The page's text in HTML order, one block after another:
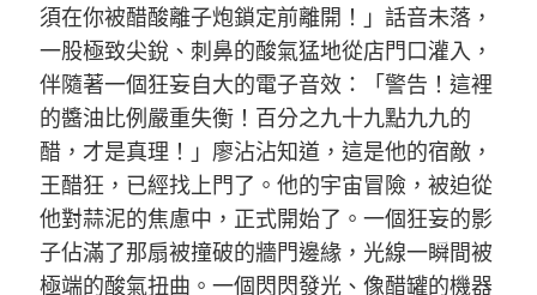
須在你被醋酸離子炮鎖定前離開！」話音未落，
一股極致尖銳、刺鼻的酸氣猛地從店門口灌入，
伴隨著一個狂妄自大的電子音效：「警告！這裡
的醬油比例嚴重失衡！百分之九十九點九九的
醋，才是真理！」廖沾沾知道，這是他的宿敵，
王醋狂，已經找上門了。他的宇宙冒險，被迫從
他對蒜泥的焦慮中，正式開始了。一個狂妄的影
子佔滿了那扇被撞破的牆門邊緣，光線一瞬間被
極端的酸氣扭曲。一個閃閃發光、像醋罐的機器